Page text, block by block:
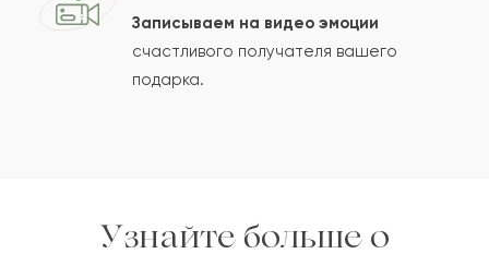
Проверяем на спам.
Записываем на видео эмоции
счастливого получателя вашего
подарка.
Узнайте больше о